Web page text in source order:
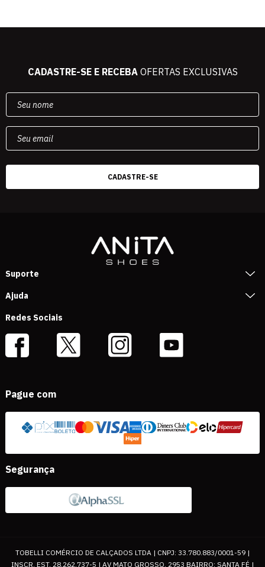
CADASTRE-SE E RECEBAOFERTAS EXCLUSIVAS
Suporte
Ajuda
Redes Sociais
Pague com
Segurança
TOBELLI COMÉRCIO DE CALÇADOS LTDA | CNPJ: 33.780.883/0001-59 |
INSCR. EST. 28.262.737-5 | AV MATO GROSSO, 2953 BAIRRO: SANTA FÉ |